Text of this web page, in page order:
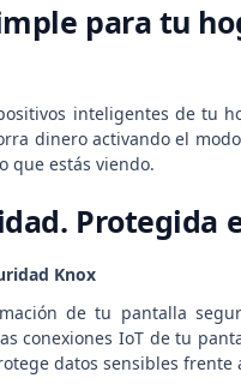
para tu
inteligentes de tu
dinero activando el
que estás viendo.
Protegida
Knox
de tu pantalla
conexiones IoT de tu
datos sensibles